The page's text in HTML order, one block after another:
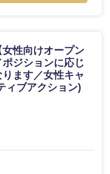
性向けオープン
ジションに応じ
ます／女性キャ
ィブアクション)